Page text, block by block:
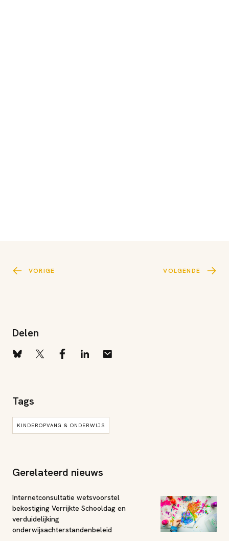
VORIGE VOLGENDE
Delen
Tags
KINDEROPVANG & ONDERWIJS
Gerelateerd nieuws
Internetconsultatie wetsvoorstel
bekostiging Verrijkte Schooldag en
verduidelijking
onderwijsachterstandenbeleid